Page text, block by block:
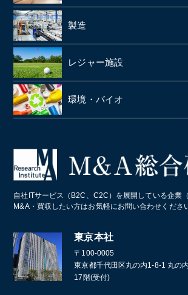
動物病院
歯科
眼科クリニック
医薬品卸
障害者施設 ・就労継続支援施設
清酒酒造・酒蔵
お弁当・惣菜屋
給食・テイクアウト・配達飲食
ラーメン屋
居酒屋
スーパーマーケット
FC(フランチャイズ加盟店)
ドラッグストア
LPガス
警備
エステサロン
ネイルサロン
税理士事務所・会計事務所
コールセンター
スポーツクラブ・フィットネスクラブ
葬儀
製造
印刷
塗料・塗料卸売メーカー
段ボール
造船業・重機・プラント業界
レジャー施設
ゴルフ場
クライミングジム・ボルダリングジム
環境・バイオ
自社ITサービス（B2C、C2C）を展開している企業
M&A・買収したい方はお気軽にお問い合わせくださ
東京本社
〒100-0005
東京都千代田区丸の内1-8-1 丸の
17階(受付)